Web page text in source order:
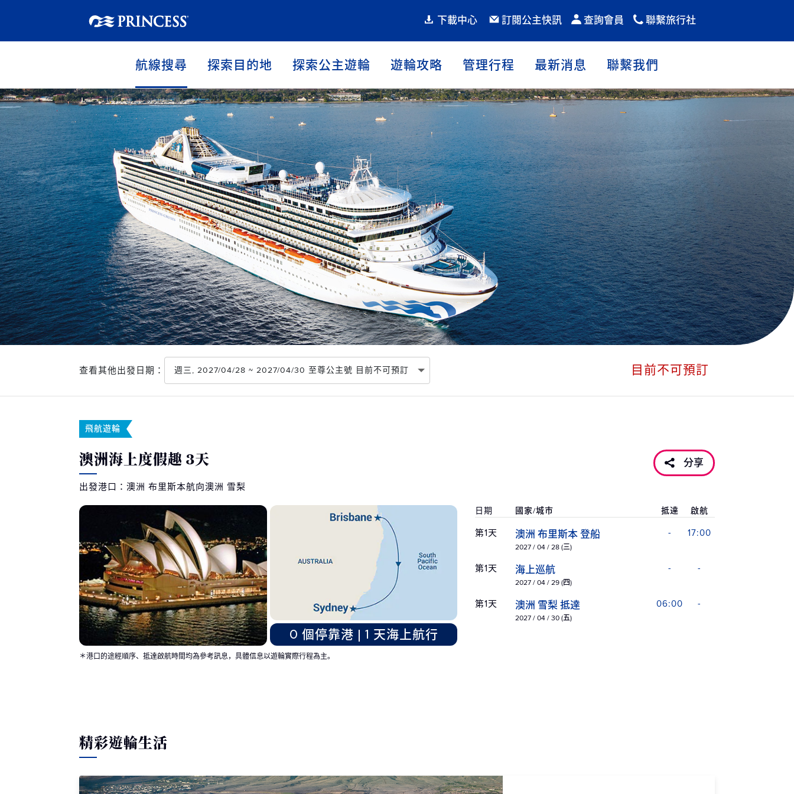
下載中心 訂閱公主快訊 查詢會員 聯繫旅行社
航線搜尋 探索目的地 探索公主遊輪 遊輪攻略 管理行程 最新消息 聯繫我們
查看其他出發日期： 週三, 2027/04/28 ~ 2027/04/30 至尊公主號 目前不可預訂 目前不可預訂
飛航遊輪
澳洲海上度假趣 3天
出發港口：澳洲 布里斯本航向澳洲 雪梨
分享
0 個停靠港 | 1 天海上航行
日期 國家/城市 抵達 啟航
第1天 澳洲 布里斯本 登船
2027 / 04 / 28 (三)
- 17:00
第1天 海上巡航
2027 / 04 / 29 (四)
- -
第1天 澳洲 雪梨 抵達
2027 / 04 / 30 (五)
06:00 -
＊港口的途經順序、抵達啟航時間均為參考訊息，具體信息以遊輪實際行程為主。
精彩遊輪生活